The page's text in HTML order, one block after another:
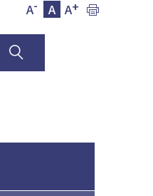
A- A A+